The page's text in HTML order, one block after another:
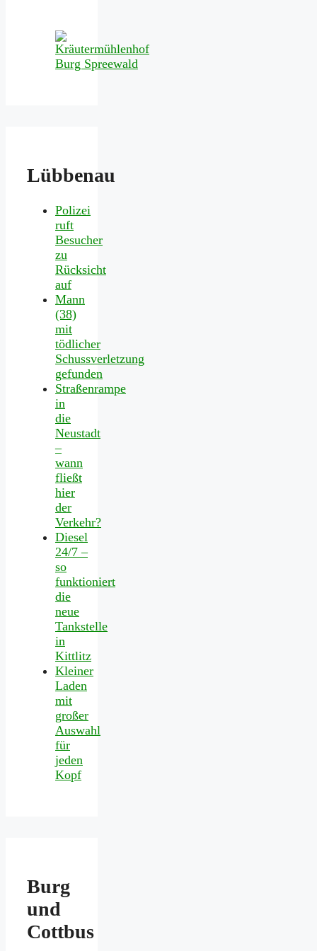
Lübbenau
Polizei
ruft
Besucher
zu
Rücksicht
auf
Mann
(38)
mit
tödlicher
Schussverletzung
gefunden
Straßenrampe
in
die
Neustadt
–
wann
fließt
hier
der
Verkehr?
Diesel
24/7 –
so
funktioniert
die
neue
Tankstelle
in
Kittlitz
Kleiner
Laden
mit
großer
Auswahl
für
jeden
Kopf
Burg
und
Cottbus